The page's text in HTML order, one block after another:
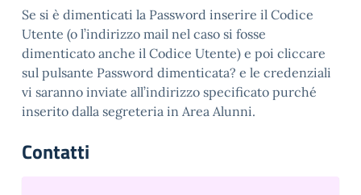
Se si è dimenticati la Password inserire il Codice
Utente (o l’indirizzo mail nel caso si fosse
dimenticato anche il Codice Utente) e poi cliccare
sul pulsante Password dimenticata? e le credenziali
vi saranno inviate all’indirizzo specificato purché
inserito dalla segreteria in Area Alunni.
Contatti